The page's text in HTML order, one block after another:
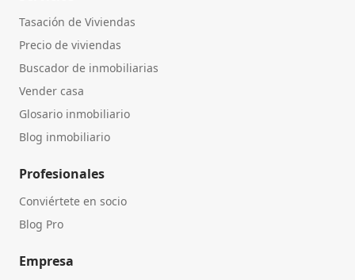
Tasación de Viviendas
Precio de viviendas
Buscador de inmobiliarias
Vender casa
Glosario inmobiliario
Blog inmobiliario
Profesionales
Conviértete en socio
Blog Pro
Empresa